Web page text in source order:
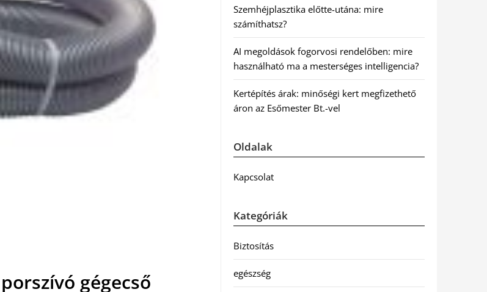
gégecső
Szemhéjplasztika előtte-utána: mire
számíthatsz?
AI megoldások fogorvosi rendelőben: mire
használható ma a mesterséges intelligencia?
Kertépítés árak: minőségi kert megfizethető
áron az Esőmester Bt.-vel
Oldalak
Kapcsolat
Kategóriák
Biztosítás
egészség